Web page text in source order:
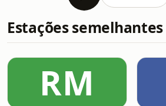
Estações semelhantes
RM